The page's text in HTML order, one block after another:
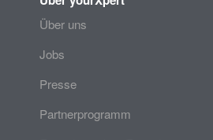
Über uns
Jobs
Presse
Partnerprogramm